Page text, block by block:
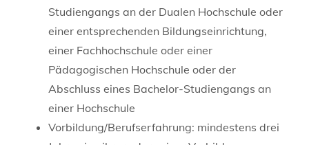
Studiengangs an der Dualen Hochschule oder
einer entsprechenden Bildungseinrichtung,
einer Fachhochschule oder einer
Pädagogischen Hochschule oder der
Abschluss eines Bachelor-Studiengangs an
einer Hochschule
Vorbildung/Berufserfahrung: mindestens drei